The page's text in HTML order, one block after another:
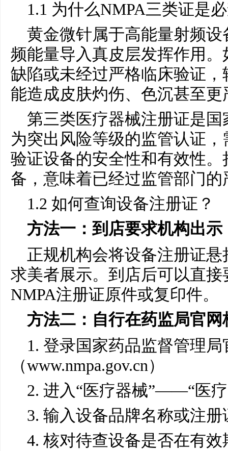
1.1 为什么NMPA三类证是
黄金微针属于高能量射频
频能量导入真皮层发挥作用
缺陷或未经过严格临床验证
能造成皮肤灼伤、色沉甚至
第三类医疗器械注册证是
为突出风险等级的监管认证
验证设备的安全性和有效性
备，意味着已经过监管部门的
1.2 如何查询设备注册证？
方法一：到店要求机构出示
正规机构会将设备注册证
求美者展示。到店后可以直
NMPA注册证原件或复印件。
方法二：自行在药监局官网
1. 登录国家药品监督管理局
（www.nmpa.gov.cn）
2. 进入“医疗器械”——“医
3. 输入设备品牌名称或注
4. 核对待查设备是否在有